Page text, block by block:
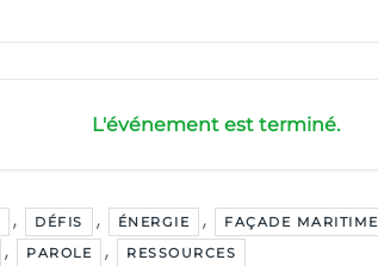
L'événement est terminé.
, DÉFIS , ÉNERGIE , FAÇADE MARITIME
, PAROLE , RESSOURCES